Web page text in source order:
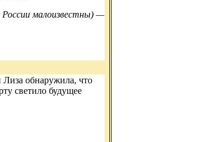
России малоизвестны) —
Лиза обнаружила, что
светило будущее